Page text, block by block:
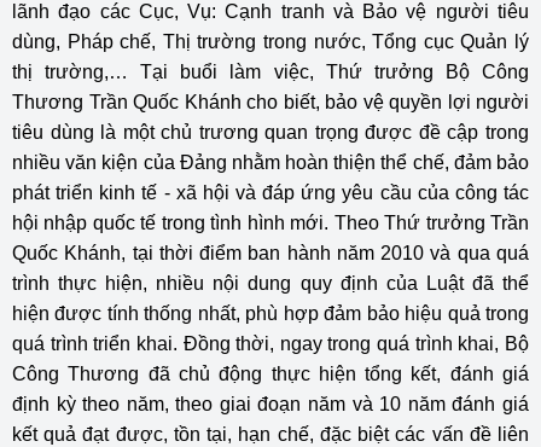
lãnh đạo các Cục, Vụ: Cạnh tranh và Bảo vệ người tiêu
dùng, Pháp chế, Thị trường trong nước, Tổng cục Quản lý
thị trường,… Tại buổi làm việc, Thứ trưởng Bộ Công
Thương Trần Quốc Khánh cho biết, bảo vệ quyền lợi người
tiêu dùng là một chủ trương quan trọng được đề cập trong
nhiều văn kiện của Đảng nhằm hoàn thiện thể chế, đảm bảo
phát triển kinh tế - xã hội và đáp ứng yêu cầu của công tác
hội nhập quốc tế trong tình hình mới. Theo Thứ trưởng Trần
Quốc Khánh, tại thời điểm ban hành năm 2010 và qua quá
trình thực hiện, nhiều nội dung quy định của Luật đã thể
hiện được tính thống nhất, phù hợp đảm bảo hiệu quả trong
quá trình triển khai. Đồng thời, ngay trong quá trình khai, Bộ
Công Thương đã chủ động thực hiện tổng kết, đánh giá
định kỳ theo năm, theo giai đoạn năm và 10 năm đánh giá
kết quả đạt được, tồn tại, hạn chế, đặc biệt các vấn đề liên